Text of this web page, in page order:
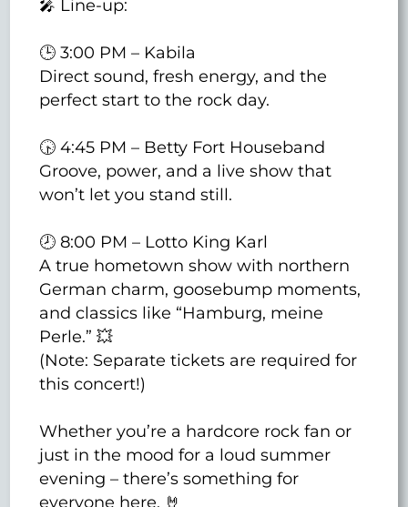
🎤 Line-up:
🕒 3:00 PM – Kabila
Direct sound, fresh energy, and the
perfect start to the rock day.
🕟 4:45 PM – Betty Fort Houseband
Groove, power, and a live show that
won’t let you stand still.
🕗 8:00 PM – Lotto King Karl
A true hometown show with northern
German charm, goosebump moments,
and classics like “Hamburg, meine
Perle.” 💥
(Note: Separate tickets are required for
this concert!)
Whether you’re a hardcore rock fan or
just in the mood for a loud summer
evening – there’s something for
everyone here. 🤘